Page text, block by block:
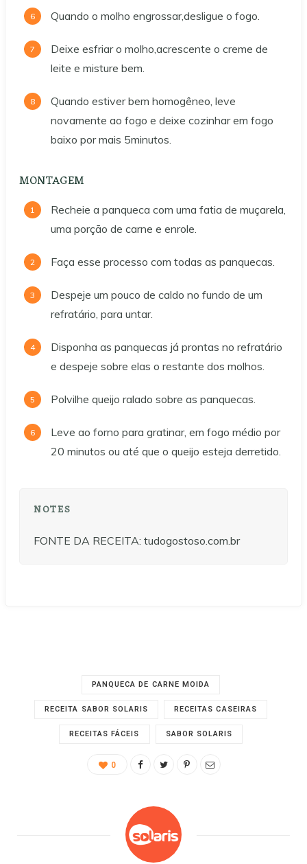
Quando o molho engrossar,desligue o fogo.
Deixe esfriar o molho,acrescente o creme de
leite e misture bem.
Quando estiver bem homogêneo, leve
novamente ao fogo e deixe cozinhar em fogo
baixo por mais 5minutos.
MONTAGEM
Recheie a panqueca com uma fatia de muçarela,
uma porção de carne e enrole.
Faça esse processo com todas as panquecas.
Despeje um pouco de caldo no fundo de um
refratário, para untar.
Disponha as panquecas já prontas no refratário
e despeje sobre elas o restante dos molhos.
Polvilhe queijo ralado sobre as panquecas.
Leve ao forno para gratinar, em fogo médio por
20 minutos ou até que o queijo esteja derretido.
NOTES
FONTE DA RECEITA: tudogostoso.com.br
PANQUECA DE CARNE MOIDA
RECEITA SABOR SOLARIS RECEITAS CASEIRAS
RECEITAS FÁCEIS SABOR SOLARIS
0